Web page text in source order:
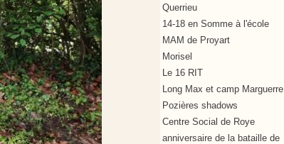
Querrieu
14-18 en Somme à l'école
MAM de Proyart
Morisel
Le 16 RIT
Long Max et camp Marguerre
Pozières shadows
Centre Social de Roye
anniversaire de la bataille de